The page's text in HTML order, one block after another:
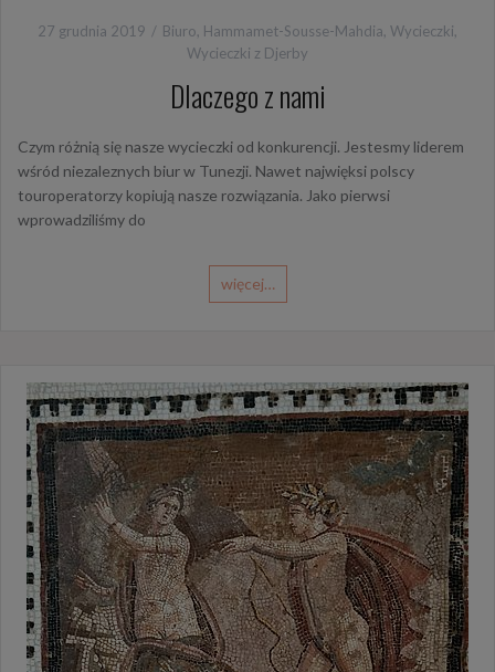
27 grudnia 2019 Biuro, Hammamet-Sousse-Mahdia, Wycieczki,
Wycieczki z Djerby
Dlaczego z nami
Czym różnią się nasze wycieczki od konkurencji. Jestesmy liderem
wśród niezaleznych biur w Tunezji. Nawet najwięksi polscy
touroperatorzy kopiują nasze rozwiązania. Jako pierwsi
wprowadziliśmy do
więcej…